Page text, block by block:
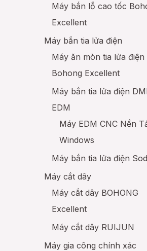
Máy bắn lỗ cao tốc
Excellent
Máy bắn tia lửa điện
Máy ăn mòn tia lửa điện
Bohong Excellent
Máy bắn tia lửa điện
EDM
Máy EDM CNC Nền
Windows
Máy bắn tia lửa điện
Máy cắt dây
Máy cắt dây BOHONG
Excellent
Máy cắt dây RUIJUN
Máy gia công chính xác